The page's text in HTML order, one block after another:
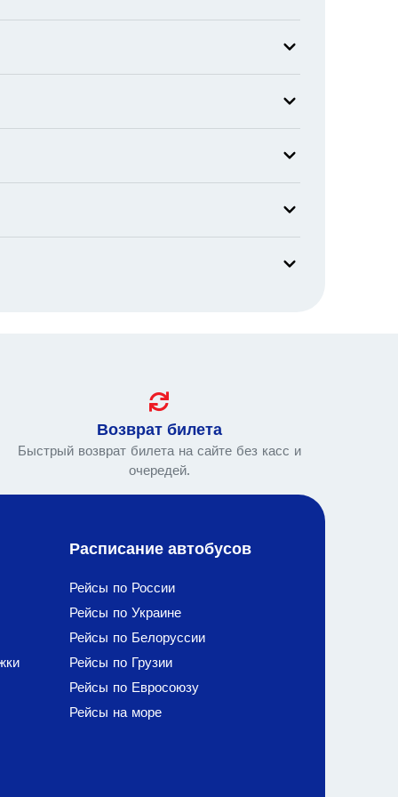
Возврат билета
Быстрый возврат билета на сайте без касс и
очередей.
Расписание автобусов
Рейсы по России
Рейсы по Украине
Рейсы по Белоруссии
Рейсы по Грузии
Рейсы по Евросоюзу
Рейсы на море